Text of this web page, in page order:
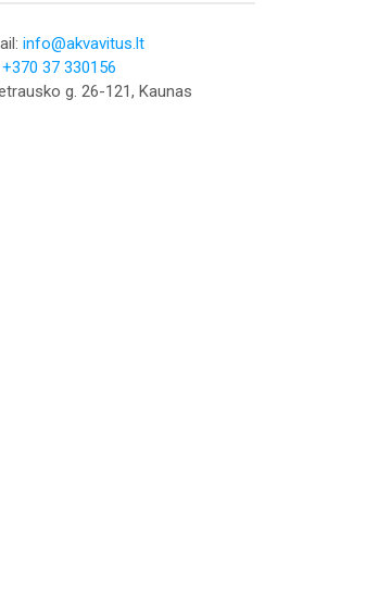
info@akvavitus.lt
+370 37 330156
g. 26-121, Kaunas